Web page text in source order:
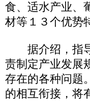
食、适水产业、
材等１３个优势
据介绍，指导
责制定产业发展
存在的各种问题
的相互衔接，将